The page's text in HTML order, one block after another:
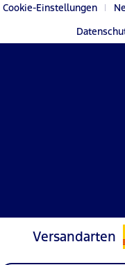
Cookie-Einstellungen
Versandarten